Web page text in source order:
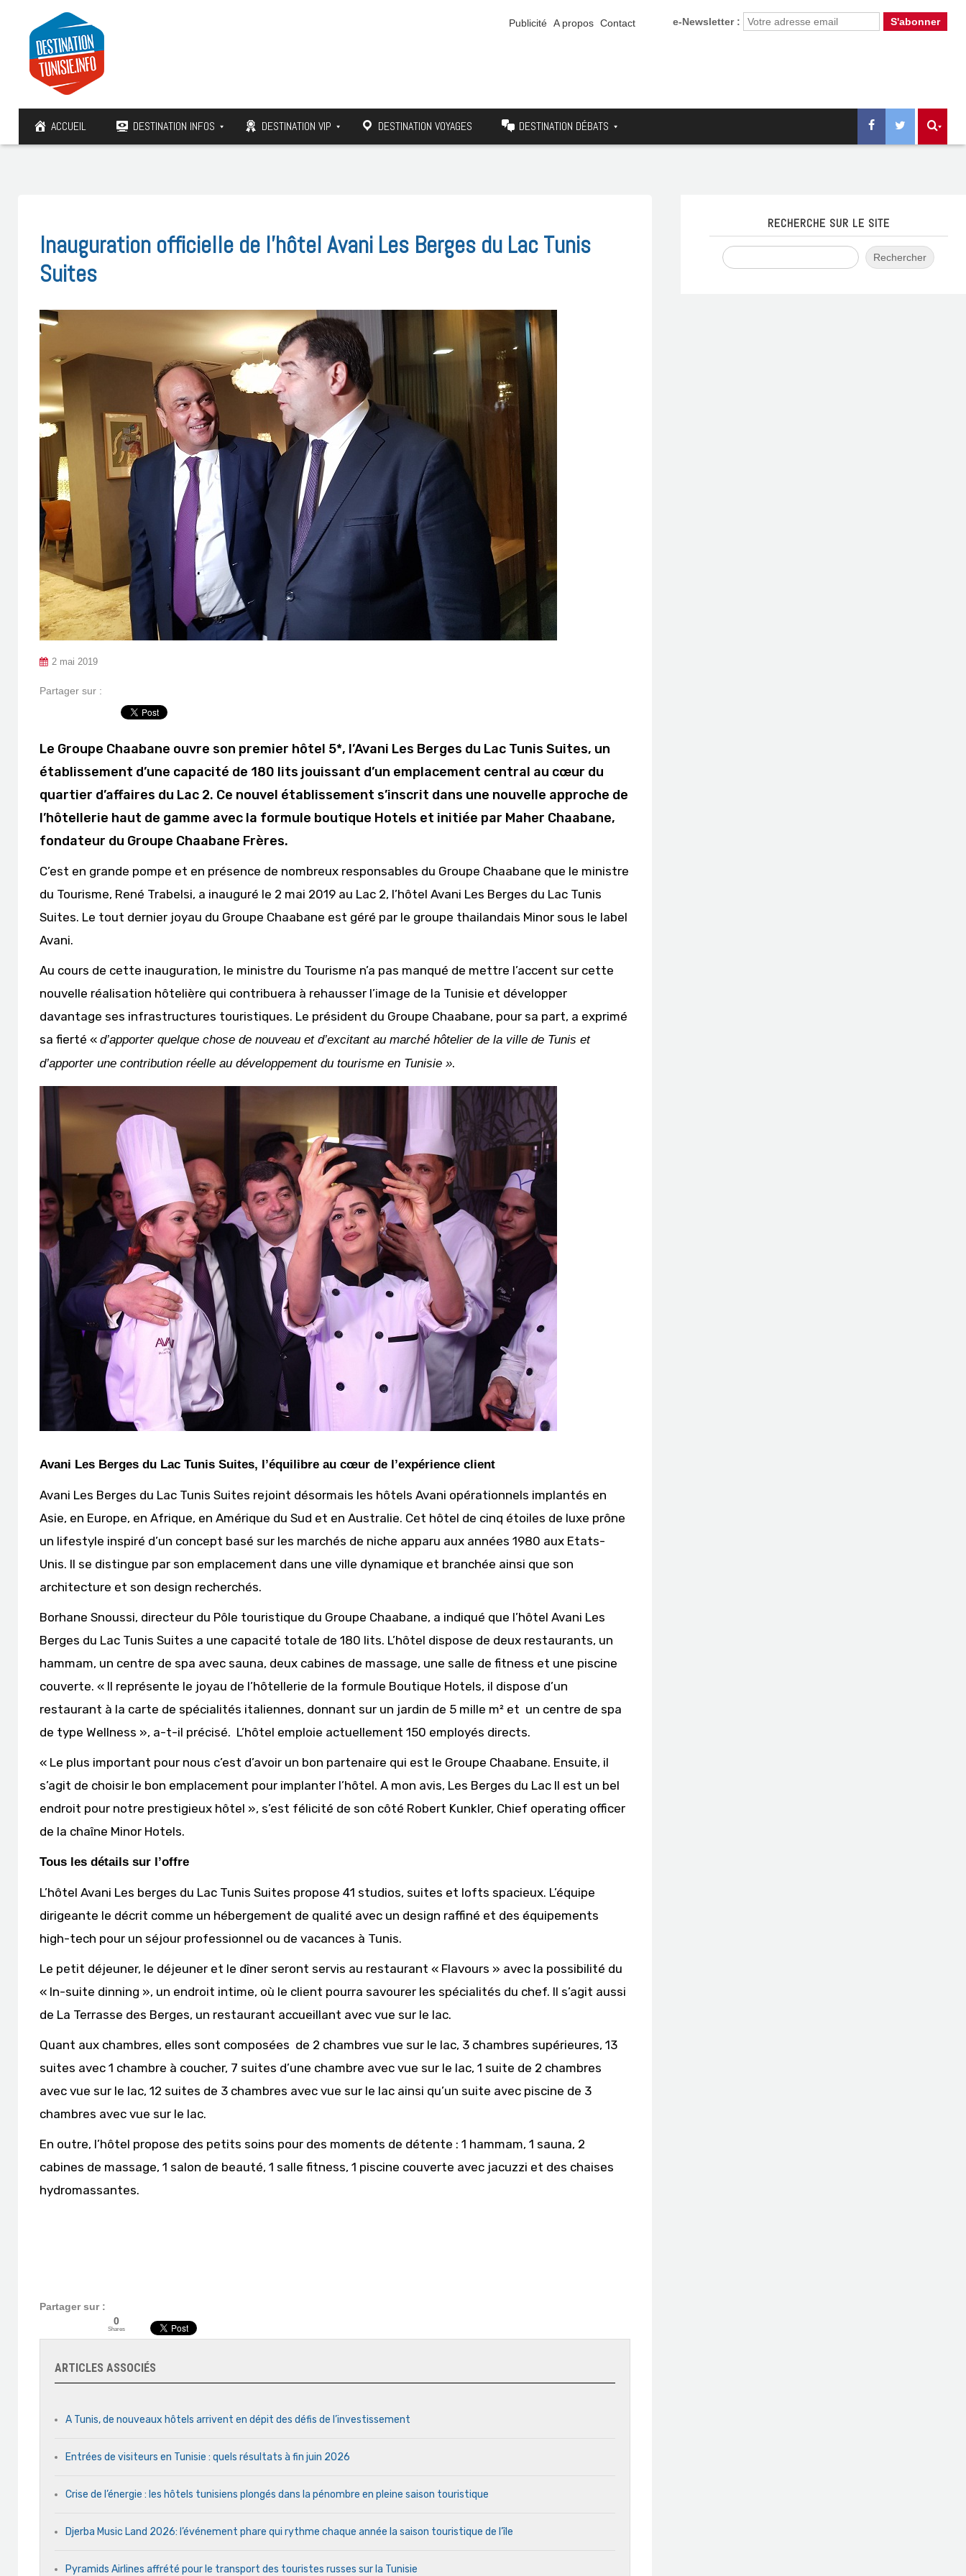
e-Newsletter :
Publicité A propos Contact
ACCUEIL DESTINATION INFOS DESTINATION VIP DESTINATION VOYAGES DESTINATION DÉBATS
Inauguration officielle de l’hôtel Avani Les Berges du Lac Tunis
Suites
2 mai 2019
Partager sur :
Le Groupe Chaabane ouvre son premier hôtel 5*, l’Avani Les Berges du Lac Tunis Suites, un
établissement d’une capacité de 180 lits jouissant d’un emplacement central au cœur du
quartier d’affaires du Lac 2. Ce nouvel établissement s’inscrit dans une nouvelle approche de
l’hôtellerie haut de gamme avec la formule boutique Hotels et initiée par Maher Chaabane,
fondateur du Groupe Chaabane Frères.
C’est en grande pompe et en présence de nombreux responsables du Groupe Chaabane que le ministre
du Tourisme, René Trabelsi, a inauguré le 2 mai 2019 au Lac 2, l’hôtel Avani Les Berges du Lac Tunis
Suites. Le tout dernier joyau du Groupe Chaabane est géré par le groupe thailandais Minor sous le label
Avani.
Au cours de cette inauguration, le ministre du Tourisme n’a pas manqué de mettre l’accent sur cette
nouvelle réalisation hôtelière qui contribuera à rehausser l’image de la Tunisie et développer
davantage ses infrastructures touristiques. Le président du Groupe Chaabane, pour sa part, a exprimé
sa fierté « d’apporter quelque chose de nouveau et d’excitant au marché hôtelier de la ville de Tunis et
d’apporter une contribution réelle au développement du tourisme en Tunisie ».
Avani Les Berges du Lac Tunis Suites, l’équilibre au cœur de l’expérience client
Avani Les Berges du Lac Tunis Suites rejoint désormais les hôtels Avani opérationnels implantés en
Asie, en Europe, en Afrique, en Amérique du Sud et en Australie. Cet hôtel de cinq étoiles de luxe prône
un lifestyle inspiré d’un concept basé sur les marchés de niche apparu aux années 1980 aux Etats-
Unis. Il se distingue par son emplacement dans une ville dynamique et branchée ainsi que son
architecture et son design recherchés.
Borhane Snoussi, directeur du Pôle touristique du Groupe Chaabane, a indiqué que l’hôtel Avani Les
Berges du Lac Tunis Suites a une capacité totale de 180 lits. L’hôtel dispose de deux restaurants, un
hammam, un centre de spa avec sauna, deux cabines de massage, une salle de fitness et une piscine
couverte. « Il représente le joyau de l’hôtellerie de la formule Boutique Hotels, il dispose d’un
restaurant à la carte de spécialités italiennes, donnant sur un jardin de 5 mille m² et un centre de spa
de type Wellness », a-t-il précisé. L’hôtel emploie actuellement 150 employés directs.
« Le plus important pour nous c’est d’avoir un bon partenaire qui est le Groupe Chaabane. Ensuite, il
s’agit de choisir le bon emplacement pour implanter l’hôtel. A mon avis, Les Berges du Lac II est un bel
endroit pour notre prestigieux hôtel », s’est félicité de son côté Robert Kunkler, Chief operating officer
de la chaîne Minor Hotels.
Tous les détails sur l’offre
L’hôtel Avani Les berges du Lac Tunis Suites propose 41 studios, suites et lofts spacieux. L’équipe
dirigeante le décrit comme un hébergement de qualité avec un design raffiné et des équipements
high-tech pour un séjour professionnel ou de vacances à Tunis.
Le petit déjeuner, le déjeuner et le dîner seront servis au restaurant « Flavours » avec la possibilité du
« In-suite dinning », un endroit intime, où le client pourra savourer les spécialités du chef. Il s’agit aussi
de La Terrasse des Berges, un restaurant accueillant avec vue sur le lac.
Quant aux chambres, elles sont composées de 2 chambres vue sur le lac, 3 chambres supérieures, 13
suites avec 1 chambre à coucher, 7 suites d’une chambre avec vue sur le lac, 1 suite de 2 chambres
avec vue sur le lac, 12 suites de 3 chambres avec vue sur le lac ainsi qu’un suite avec piscine de 3
chambres avec vue sur le lac.
En outre, l’hôtel propose des petits soins pour des moments de détente : 1 hammam, 1 sauna, 2
cabines de massage, 1 salon de beauté, 1 salle fitness, 1 piscine couverte avec jacuzzi et des chaises
hydromassantes.
Partager sur :
0
Shares
ARTICLES ASSOCIÉS
A Tunis, de nouveaux hôtels arrivent en dépit des défis de l’investissement
Entrées de visiteurs en Tunisie : quels résultats à fin juin 2026
Crise de l’énergie : les hôtels tunisiens plongés dans la pénombre en pleine saison touristique
Djerba Music Land 2026: l’événement phare qui rythme chaque année la saison touristique de l’île
Pyramids Airlines affrété pour le transport des touristes russes sur la Tunisie
RECHERCHE SUR LE SITE